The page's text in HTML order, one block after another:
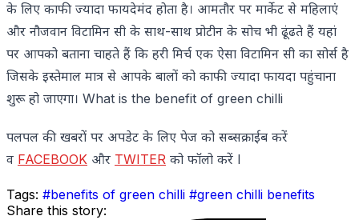
के लिए काफी ज्यादा फायदेमंद होता है। आमतौर पर मार्केट से महिलाएं
और नौजवान विटामिन सी के साथ-साथ प्रोटीन के सोच भी ढूंढते हैं यहां
पर आपको बताना चाहते हैं कि हरी मिर्च एक ऐसा विटामिन सी का सोर्स है
जिसके इस्तेमाल मात्र से आपके बालों को काफी ज्यादा फायदा पहुंचाना
शुरू हो जाएगा। What is the benefit of green chilli
पलपल की खबरों पर अपडेट के लिए पेज को सब्सक्राईब करें
व FACEBOOK और TWITER को फॉलो करें l
Tags: #benefits of green chilli #green chilli benefits
Share this story: